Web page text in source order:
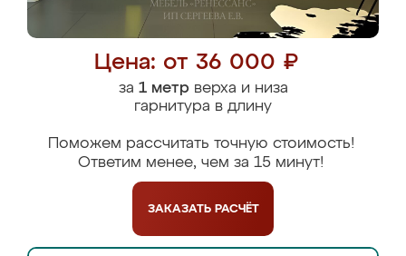
Цена: от 36 000 ₽
за 1 метрверха и низа
гарнитура в длину
Поможем рассчитать точную стоимость!
Ответим менее, чем за 15 минут!
ЗАКАЗАТЬ РАСЧЁТ